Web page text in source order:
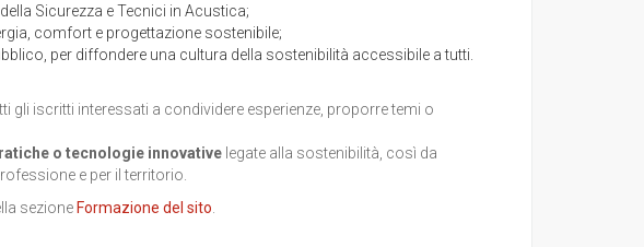
Sicurezza e Tecnici in Acustica;
comfort e progettazione sostenibile;
per diffondere una cultura della sostenibilità accessibile a tutti.
gli iscritti interessati a condividere esperienze, proporre temi o
o tecnologie innovativelegate alla sostenibilità, così da
e per il territorio.
sezione Formazione del sito